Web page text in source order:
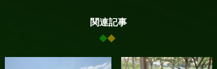
関連記事